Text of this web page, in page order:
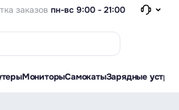
заказов пн-вс 9:00 - 21:00
МониторыСамокатыЗарядные